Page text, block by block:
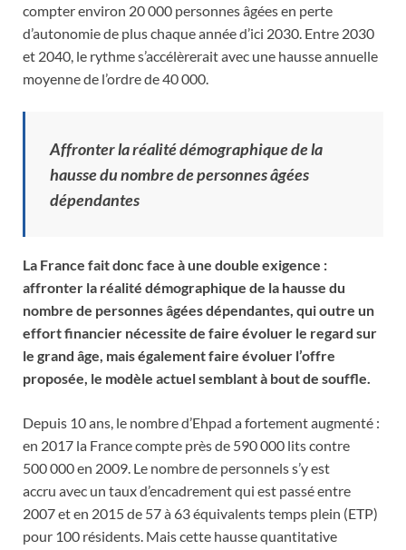
compter environ 20 000 personnes âgées en perte
d’autonomie de plus chaque année d’ici 2030. Entre 2030
et 2040, le rythme s’accélèrerait avec une hausse annuelle
moyenne de l’ordre de 40 000.
Affronter la réalité démographique de la
hausse du nombre de personnes âgées
dépendantes
La France fait donc face à une double exigence :
affronter la réalité démographique de la hausse du
nombre de personnes âgées dépendantes, qui outre un
effort financier nécessite de faire évoluer le regard sur
le grand âge, mais également faire évoluer l’offre
proposée, le modèle actuel semblant à bout de souffle.
Depuis 10 ans, le nombre d’Ehpad a fortement augmenté :
en 2017 la France compte près de 590 000 lits contre
500 000 en 2009. Le nombre de personnels s’y est
accru avec un taux d’encadrement qui est passé entre
2007 et en 2015 de 57 à 63 équivalents temps plein (ETP)
pour 100 résidents. Mais cette hausse quantitative